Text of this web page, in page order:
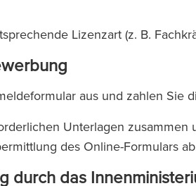
Lizenzart (z. B.
aus und zahlen Sie
Unterlagen
des Online-Formulars
durch das